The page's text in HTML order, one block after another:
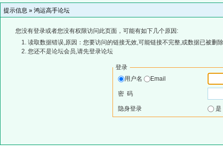
提示信息 » 鸿运高手论坛
您没有登录或者您没有权限访问此页面，可能有如下几个原因:
读取数据错误,原因：您要访问的链接无效,可能链接不完整,或数据已被删
您还不是论坛会员,请先登录论坛
登录
用户名
Email
密 码
隐身登录